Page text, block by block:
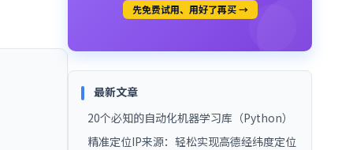
先免费试用、用好了再买 →
最新文章
20个必知的自动化机器学习库（Python）
精准定位IP来源：轻松实现高德经纬度定位